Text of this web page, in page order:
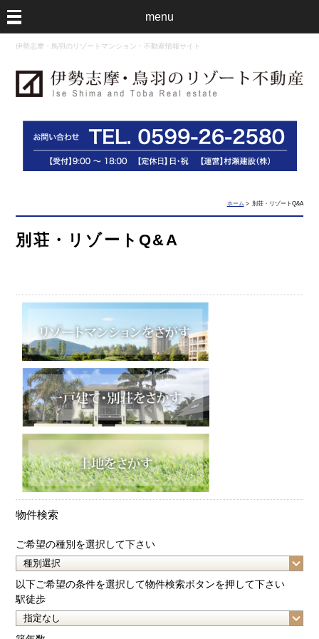
menu
伊勢志摩・鳥羽のリゾートマンション・不動産情報サイト
ホーム> 別荘・リゾートQ&A
別荘・リゾートQ&A
物件検索
ご希望の種別を選択して下さい
以下ご希望の条件を選択して物件検索ボタンを押して下さい
駅徒歩